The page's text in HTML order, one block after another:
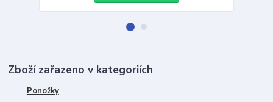
Zboží zařazeno v kategoriích
Ponožky